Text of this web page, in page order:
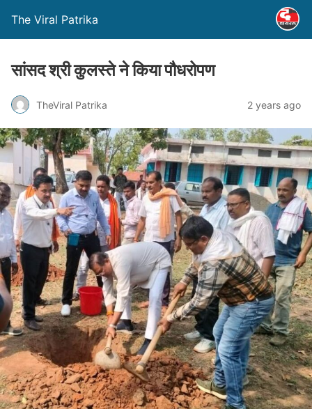
The Viral Patrika
सांसद श्री कुलस्ते ने किया पौधरोपण
TheViral Patrika 2 years ago